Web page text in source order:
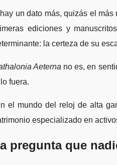
un dato más, quizás el
ediciones y
la certeza de su
Aeterna no es, en
fuera.
el mundo del reloj de alta
especializado en
pregunta que